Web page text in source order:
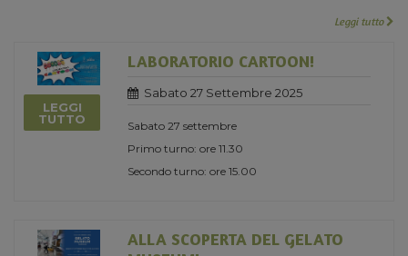
Leggi tutto
LEGGI
TUTTO
LABORATORIO CARTOON!
Sabato 27 Settembre 2025
Sabato 27 settembre
Primo turno: ore 11.30
Secondo turno: ore 15.00
ALLA SCOPERTA DEL GELATO